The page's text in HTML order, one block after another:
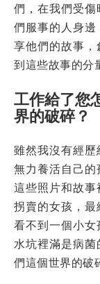
們，在我們受
們服事的人身
享他們的故事
到這些故事的分
工作給了您
界的破碎？
雖然我沒有經
無力養活自己的
這些照片和故
拐賣的女孩，
看不到一個小
水坑裡滿是病
們這個世界的破